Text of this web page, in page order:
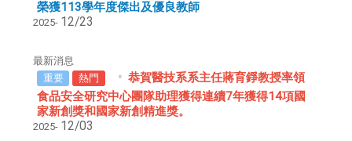
榮獲113學年度傑出及優良教師
2025- 12/23
最新消息
重要
熱門
恭賀醫技系系主任蔣育錚教授率領
食品安全研究中心團隊助理獲得連續7年獲得14項國
家新創獎和國家新創精進獎。
2025- 12/03